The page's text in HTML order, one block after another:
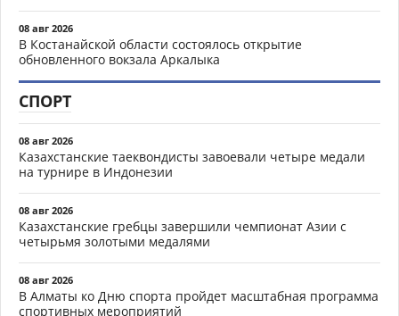
08 авг 2026
В Костанайской области состоялось открытие
обновленного вокзала Аркалыка
СПОРТ
08 авг 2026
Казахстанские таеквондисты завоевали четыре медали
на турнире в Индонезии
08 авг 2026
Казахстанские гребцы завершили чемпионат Азии с
четырьмя золотыми медалями
08 авг 2026
В Алматы ко Дню спорта пройдет масштабная программа
спортивных мероприятий